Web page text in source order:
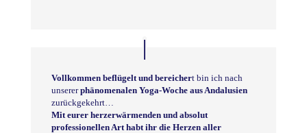
Vollkommen beflügelt und bereichert bin ich nach
unsererphänomenalen Yoga-Woche aus Andalusien
zurückgekehrt…
Mit eurer herzerwärmenden und absolut
professionellen Art habt ihr die Herzen aller